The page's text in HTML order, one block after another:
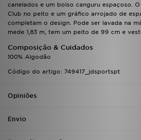
canelados e um bolso canguru espaçoso.
Club no peito e um gráfico arrojado de
completam o design. Pode ser lavada na
mede 1,83 m, tem um peito de 99 cm e
Composição & Cuidados
100% Algodão
Código do artigo: 749417_jdsportspt
Opiniões
Envio